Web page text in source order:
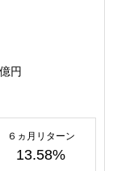
円
６ヵ月リターン
13.58%